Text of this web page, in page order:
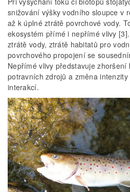
snižování výšky vodního sloupce v
až k úplné ztrátě povrchové vody.
ekosystém přímé i nepřímé vlivy
ztrátě vody, ztrátě habitatů pro
povrchového propojení se
Nepřímé vlivy představuje zhoršení
potravních zdrojů a změna
interakcí.